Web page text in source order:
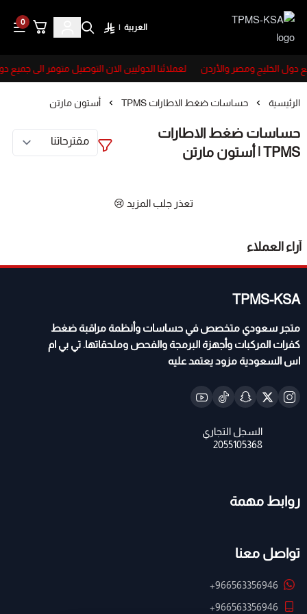
TPMS-KSA
العربية |
0
دول الخليج ومصر والأردن لعملائنا الدوليين الان التوصيل متوفر الى جميع
الرئيسية حساسات ضغط الاطارات TPMS أستون مارتن
حساسات ضغط الاطارات
TPMS | أستون مارتن
تعذر جلب المزيد 😢
آراء العملاء
TPMS-KSA
متجر سعودي متخصص في حساسات وأنظمة مراقبة ضغط
كفرات المركبات وأجهزة البرمجة والفحص وملحقاتها. تي بي ام
اس السعودية مزود يعتمد عليه
روابط مهمة
تواصل معنا
+966563356946
+966563356946